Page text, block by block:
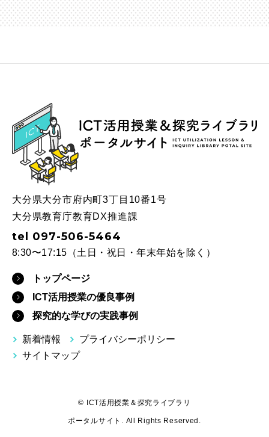
ICT
大分県大分市府内町3丁目10番1号
大分県教育庁教育DX推進課
tel 097-506-5464
8:30〜17:15（土日・祝日・年末年始を除く）
トップページ
ICT活用授業の優良事例
探究的な学びの実践事例
新着情報
プライバシーポリシー
サイトマップ
© ICT活用授業＆探究ライブラリ
ポータルサイト. All Rights Reserved.